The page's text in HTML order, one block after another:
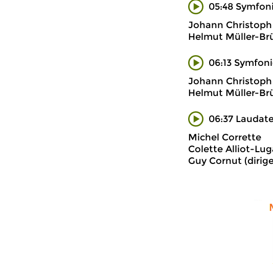
05:48
Johann
Helmut Müller-
06:13
Johann
Helmut Müller-
06:37
Michel Corrette
Colette Alliot-
Guy Cornut